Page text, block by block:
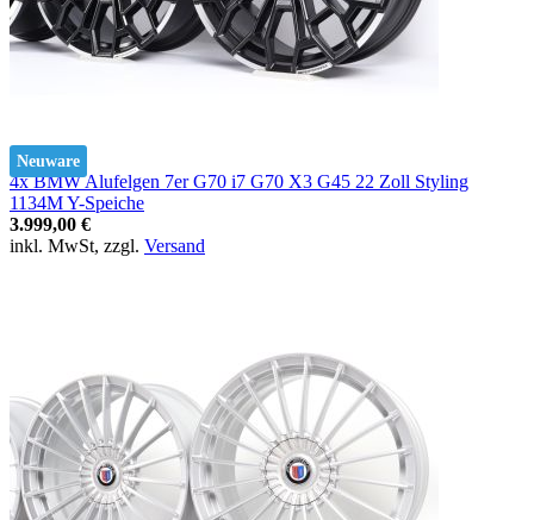
Neuware
4x BMW Alufelgen 7er G70 i7 G70 X3 G45 22 Zoll Styling
1134M Y-Speiche
3.999,00 €
inkl. MwSt, zzgl. Versand